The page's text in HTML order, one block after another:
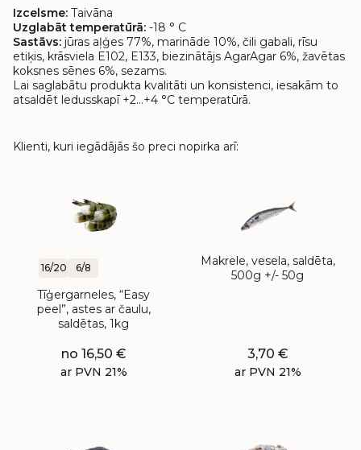
Izcelsme: Taivāna
Uzglabāt temperatūrā: -18 ° C
Sastāvs: jūras aļģes 77%, marināde 10%, čili gabali, rīsu
etiķis, krāsviela E102, E133, biezinātājs AgarAgar 6%, žavētas
koksnes sēnes 6%, sezams.
Lai saglabātu produkta kvalitāti un konsistenci, iesakām to
atsaldēt ledusskapī +2…+4 °C temperatūrā.
Klienti, kuri iegādājās šo preci nopirka arī:
16/20 6/8
Tīģergarneles, “Easy
peel”, astes ar čaulu,
saldētas, 1kg
no 16,50 €
ar PVN 21%
Makrele, vesela, saldēta,
500g +/- 50g
3,70 €
ar PVN 21%